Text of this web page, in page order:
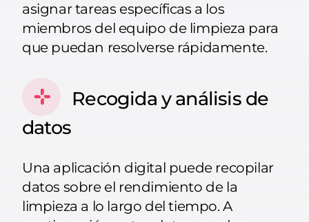
asignar tareas específicas a los
miembros del equipo de limpieza para
que puedan resolverse rápidamente.
Recogida y análisis de
datos
Una aplicación digital puede recopilar
datos sobre el rendimiento de la
limpieza a lo largo del tiempo. A